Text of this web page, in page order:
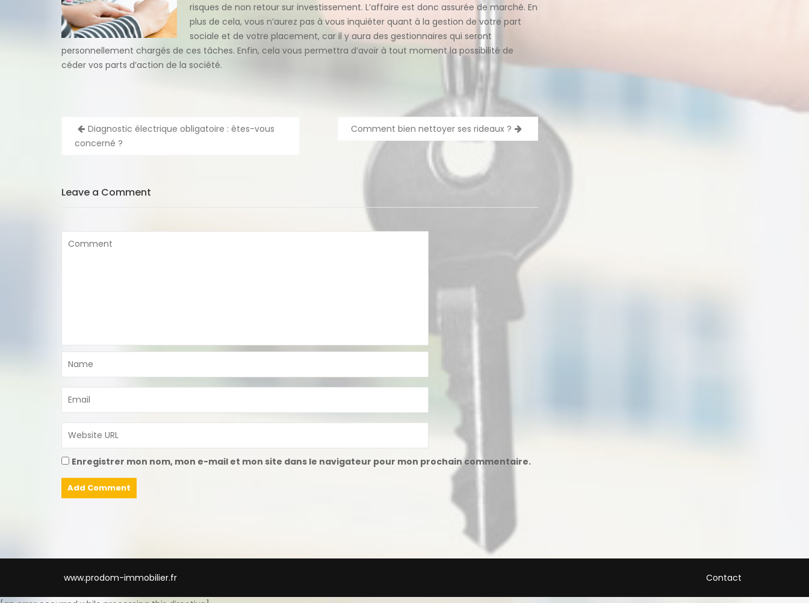
risques de non retour sur investissement. L’affaire est donc assurée de marché. En
plus de cela, vous n’aurez pas à vous inquiéter quant à la gestion de votre part
sociale et de votre placement, car il y aura des gestionnaires qui seront
personnellement chargés de ces tâches. Enfin, cela vous permettra d’avoir à tout moment la possibilité de
céder vos parts d’action de la société.
Navigation
de
Diagnostic électrique obligatoire : êtes-vous
concerné ?
Comment bien nettoyer ses rideaux ?
Leave a Comment
Enregistrer mon nom, mon e-mail et mon site dans le navigateur pour mon prochain commentaire.
www.prodom-immobilier.fr Contact